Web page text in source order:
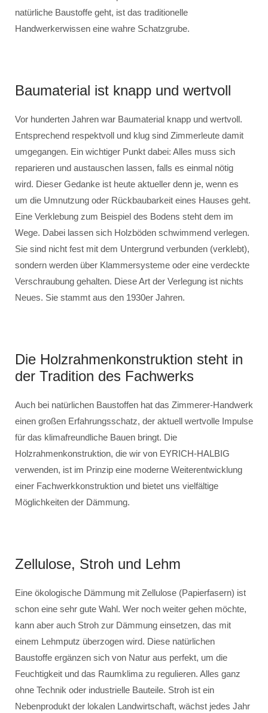
natürliche Baustoffe geht, ist das traditionelle
Handwerkerwissen eine wahre Schatzgrube.
Baumaterial ist knapp und wertvoll
Vor hunderten Jahren war Baumaterial knapp und wertvoll.
Entsprechend respektvoll und klug sind Zimmerleute damit
umgegangen. Ein wichtiger Punkt dabei: Alles muss sich
reparieren und austauschen lassen, falls es einmal nötig
wird. Dieser Gedanke ist heute aktueller denn je, wenn es
um die Umnutzung oder Rückbaubarkeit eines Hauses geht.
Eine Verklebung zum Beispiel des Bodens steht dem im
Wege. Dabei lassen sich Holzböden schwimmend verlegen.
Sie sind nicht fest mit dem Untergrund verbunden (verklebt),
sondern werden über Klammersysteme oder eine verdeckte
Verschraubung gehalten. Diese Art der Verlegung ist nichts
Neues. Sie stammt aus den 1930er Jahren.
Die Holzrahmenkonstruktion steht in
der Tradition des Fachwerks
Auch bei natürlichen Baustoffen hat das Zimmerer-Handwerk
einen großen Erfahrungsschatz, der aktuell wertvolle Impulse
für das klimafreundliche Bauen bringt. Die
Holzrahmenkonstruktion, die wir von EYRICH-HALBIG
verwenden, ist im Prinzip eine moderne Weiterentwicklung
einer Fachwerkkonstruktion und bietet uns vielfältige
Möglichkeiten der Dämmung.
Zellulose, Stroh und Lehm
Eine ökologische Dämmung mit Zellulose (Papierfasern) ist
schon eine sehr gute Wahl. Wer noch weiter gehen möchte,
kann aber auch Stroh zur Dämmung einsetzen, das mit
einem Lehmputz überzogen wird. Diese natürlichen
Baustoffe ergänzen sich von Natur aus perfekt, um die
Feuchtigkeit und das Raumklima zu regulieren. Alles ganz
ohne Technik oder industrielle Bauteile. Stroh ist ein
Nebenprodukt der lokalen Landwirtschaft, wächst jedes Jahr